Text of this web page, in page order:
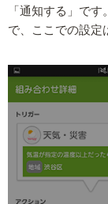
「通知する」で
で、ここでの設定